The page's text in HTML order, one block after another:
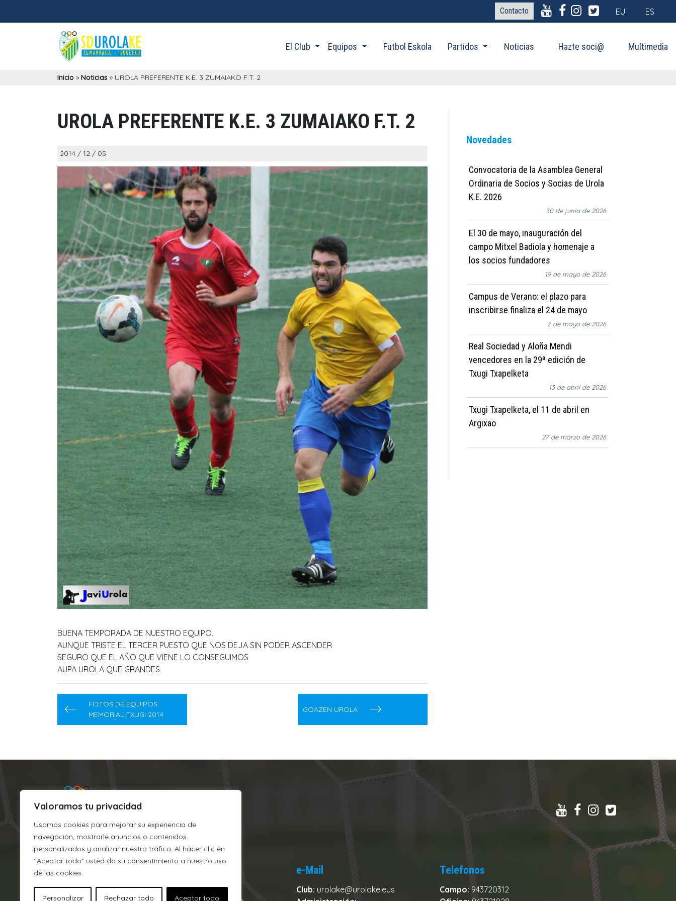
Valoramos tu privacidad
Usamos cookies para mejorar su experiencia de
navegación, mostrarle anuncios o contenidos
personalizados y analizar nuestro tráfico. Al hacer clic en
“Aceptar todo” usted da su consentimiento a nuestro uso
de las cookies.
Personalizar Rechazar todo Aceptar todo
Contacto EU ES
El Club Equipos Futbol Eskola Partidos Noticias Hazte soci@ Multimedia
Inicio » Noticias » UROLA PREFERENTE K.E. 3 ZUMAIAKO F.T. 2
UROLA PREFERENTE K.E. 3 ZUMAIAKO F.T. 2
2014 / 12 / 05
BUENA TEMPORADA DE NUESTRO EQUIPO.
AUNQUE TRISTE EL TERCER PUESTO QUE NOS DEJA SIN PODER ASCENDER
SEGURO QUE EL AÑO QUE VIENE LO CONSEGUIMOS
AUPA UROLA QUE GRANDES
Navegación
de
entradas
FOTOS DE EQUIPOS
MEMORIAL TXUGI 2014
GOAZEN UROLA
Novedades
Convocatoria de la Asamblea General
Ordinaria de Socios y Socias de Urola
K.E. 2026
30 de junio de 2026
El 30 de mayo, inauguración del
campo Mitxel Badiola y homenaje a
los socios fundadores
19 de mayo de 2026
Campus de Verano: el plazo para
inscribirse finaliza el 24 de mayo
2 de mayo de 2026
Real Sociedad y Aloña Mendi
vencedores en la 29ª edición de
Txugi Txapelketa
13 de abril de 2026
Txugi Txapelketa, el 11 de abril en
Argixao
27 de marzo de 2026
J.M. Barandiaran, s/n
e-Mail
Club: urolake@urolake.eus
Telefonos
Campo: 943720312